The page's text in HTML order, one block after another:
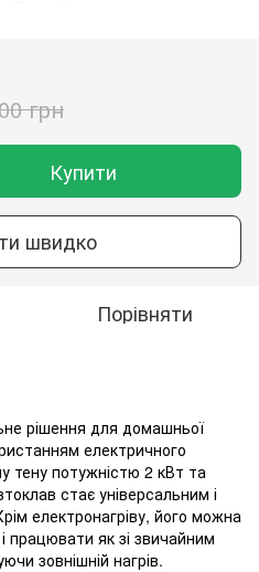
грн
Купити
швидко
Порівняти
рішення для домашньої
електричного
тену потужністю 2 кВт та
стає універсальним і
електронагріву, його можна
працювати як зі звичайним
зовнішній нагрів.